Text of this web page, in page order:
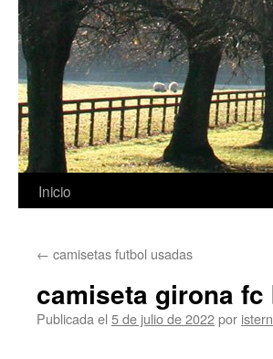
Saltar
contenido
Inicio
← camisetas futbol usadas
camiseta girona fc
Publicada el 5 de julio de 2022por istern